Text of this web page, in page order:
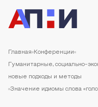
Главная Конференции
Гуманитарные, социально-
новые подходы и методы
Значение идиомы слова